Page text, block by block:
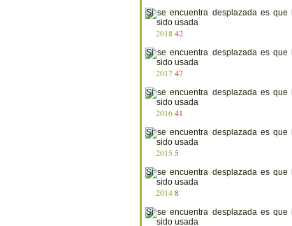
201842
201747
201641
2015 5
20148